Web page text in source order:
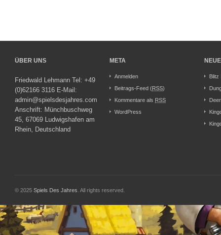
ÜBER UNS
Friedwald Lehmann Tel: +49
(0)62166 3116 E-Mail:
admin@spielsdesjahres.com
Anschrift: Münchbuschweg
45, 67069 Ludwigshafen am
Rhein, Deutschland
META
Anmelden
Beitrags-Feed (RSS)
Kommentare als RSS
WordPress
Blitz
© 2025 Spiels Des Jahres . All rights reserved.